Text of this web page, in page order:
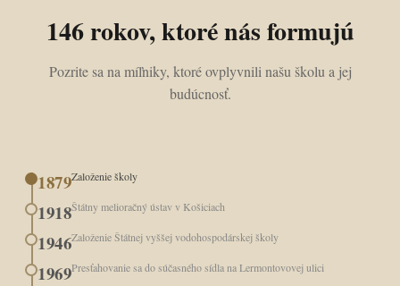
146 rokov, ktoré nás formujú
Pozrite sa na míľniky, ktoré ovplyvnili našu školu a jej
budúcnosť.
1879Založenie školy
1918Štátny melioračný ústav v Košiciach
1946Založenie Štátnej vyššej vodohospodárskej školy
1969Presťahovanie sa do súčasného sídla na Lermontovovej ulici